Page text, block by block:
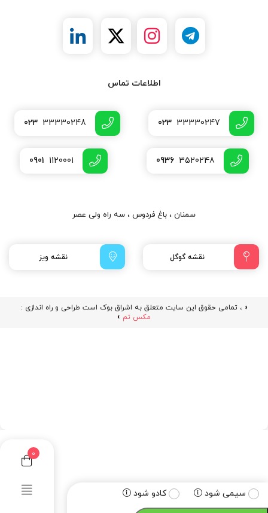
سیمی شود کادو شود
0
اطلاعات تماس
023 33330247
023 33330248
0936 3520248
0901 1120001
سمنان ، باغ فردوس ، سه راه ولی عصر
نقشه گوگل نقشه ویز
« ، تمامی حقوق این سایت متعلق به اشراق بوک است طراحی و راه اندازی :
مکس تم »